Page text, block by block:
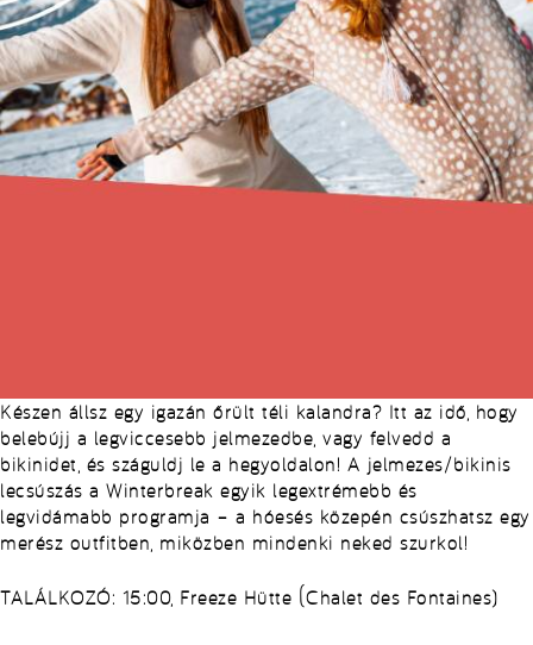
Készen állsz egy igazán őrült téli kalandra? Itt az idő, hogy
belebújj a legviccesebb jelmezedbe, vagy felvedd a
bikinidet, és száguldj le a hegyoldalon! A jelmezes/bikinis
lecsúszás a Winterbreak egyik legextrémebb és
legvidámabb programja – a hóesés közepén csúszhatsz egy
merész outfitben, miközben mindenki neked szurkol!
TALÁLKOZÓ: 15:00, Freeze Hütte (Chalet des Fontaines)